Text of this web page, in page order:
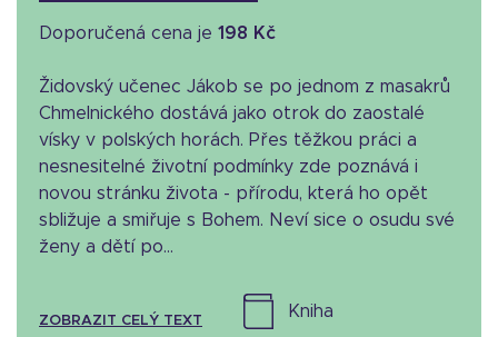
Doporučená cena je 198 Kč
Židovský učenec Jákob se po jednom z masakrů
Chmelnického dostává jako otrok do zaostalé
vísky v polských horách. Přes těžkou práci a
nesnesitelné životní podmínky zde poznává i
novou stránku života - přírodu, která ho opět
sbližuje a smiřuje s Bohem. Neví sice o osudu své
ženy a dětí po...
ZOBRAZIT CELÝ TEXT
kniha